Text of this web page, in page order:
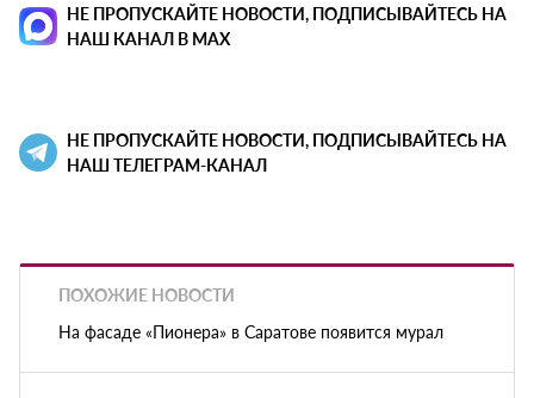
НЕ ПРОПУСКАЙТЕ НОВОСТИ, ПОДПИСЫВАЙТЕСЬ НА
НАШ КАНАЛ В MAX
НЕ ПРОПУСКАЙТЕ НОВОСТИ, ПОДПИСЫВАЙТЕСЬ НА
НАШ ТЕЛЕГРАМ-КАНАЛ
ПОХОЖИЕ НОВОСТИ
На фасаде «Пионера» в Саратове появится мурал